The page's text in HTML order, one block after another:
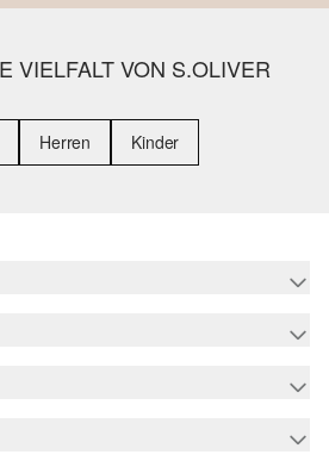
VIELFALT VON S.OLIVER
Herren Kinder